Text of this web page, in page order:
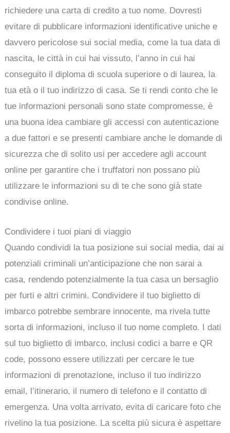
richiedere una carta di credito a tuo nome. Dovresti
evitare di pubblicare informazioni identificative uniche e
davvero pericolose sui social media, come la tua data di
nascita, le città in cui hai vissuto, l’anno in cui hai
conseguito il diploma di scuola superiore o di laurea, la
tua età o il tuo indirizzo di casa. Se ti rendi conto che le
tue informazioni personali sono state compromesse, è
una buona idea cambiare gli accessi con autenticazione
a due fattori e se presenti cambiare anche le domande di
sicurezza che di solito usi per accedere agli account
online per garantire che i truffatori non possano più
utilizzare le informazioni su di te che sono già state
condivise online.
Condividere i tuoi piani di viaggio
Quando condividi la tua posizione sui social media, dai ai
potenziali criminali un’anticipazione che non sarai a
casa, rendendo potenzialmente la tua casa un bersaglio
per furti e altri crimini. Condividere il tuo biglietto di
imbarco potrebbe sembrare innocente, ma rivela tutte
sorta di informazioni, incluso il tuo nome completo. I dati
sul tuo biglietto di imbarco, inclusi codici a barre e QR
code, possono essere utilizzati per cercare le tue
informazioni di prenotazione, incluso il tuo indirizzo
email, l’itinerario, il numero di telefono e il contatto di
emergenza. Una volta arrivato, evita di caricare foto che
rivelino la tua posizione. La scelta più sicura è aspettare